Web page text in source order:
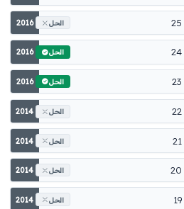
2016 الحل
2016 الحل
2016 الحل
2014 الحل
2014 الحل
2014 الحل
2014 الحل